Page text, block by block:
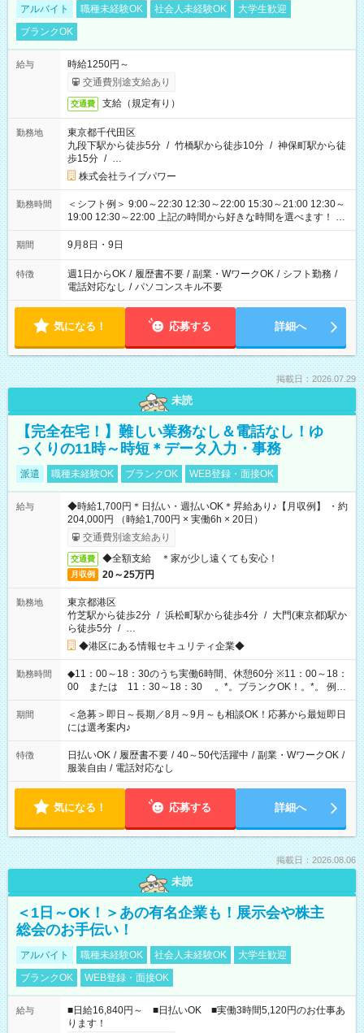
アルバイト 職種未経験OK 社会人未経験OK
大学生歓迎
ブランクOK
給与
時給1250円～
交通費別途支給あり
交通費 支給（規定有り）
勤務地
東京都千代田区
九段下駅から徒歩5分 / 竹橋駅から徒歩10分 / 神保町駅から徒
歩15分 / …
株式会社ライブパワー
勤務時間
＜シフト例＞ 9:00～22:30 12:30～22:00 15:30～21:00 12:30～
19:00 12:30～22:00 上記の時間から好きな時間を選べます！ ※
時間は変更となる可能性があります
期間 9月8日・9日
特徴 週1日からOK / 履歴書不要 / 副業・WワークOK / シフト勤務 /
電話対応なし / パソコンスキル不要
気になる！ 応募する 詳細へ
掲載日：2026.07.29
未読
【完全在宅！】難しい業務なし＆電話なし！ゆ
っくりの11時～時短＊データ入力・事務
派遣 職種未経験OK ブランクOK WEB登録・面接OK
給与
◆時給1,700円＊日払い・週払いOK＊昇給あり♪【月収例】 ・約
204,000円 （時給1,700円 × 実働6h × 20日）
交通費別途支給あり
交通費 ◆全額支給 ＊家が少し遠くても安心！
月収例 20～25万円
勤務地
東京都港区
竹芝駅から徒歩2分 / 浜松町駅から徒歩4分 / 大門(東京都)駅か
ら徒歩5分 / …
◆港区にある情報セキュリティ企業◆
勤務時間
◆11：00～18：30のうち実働6時間、休憩60分 ※11：00～18：
00 または 11：30～18：30 。*。ブランクOK！。*。 例え
ば前職が、 在宅/財団法人/事務/コールセンター/受付/販売/カフェ
スタッフ スイーツ販売/ホテルフロント/化粧品販売/など 様々な
業界から入社して活躍されています♪
期間
＜急募＞即日～長期／8月～9月～も相談OK！応募から最短即日
には選考案内♪
特徴 日払いOK / 履歴書不要 / 40～50代活躍中 / 副業・WワークOK /
服装自由 / 電話対応なし
気になる！ 応募する 詳細へ
掲載日：2026.08.06
未読
＜1日～OK！＞あの有名企業も！展示会や株主
総会のお手伝い！
アルバイト 職種未経験OK 社会人未経験OK
大学生歓迎
ブランクOK
WEB登録・面接OK
給与
■日給16,840円～ ■日払いOK ■実働3時間5,120円のお仕事あ
ります！